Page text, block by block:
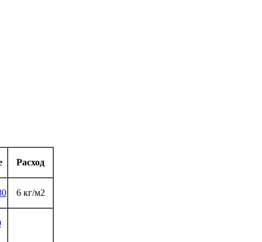
Расход
6 кг/м2